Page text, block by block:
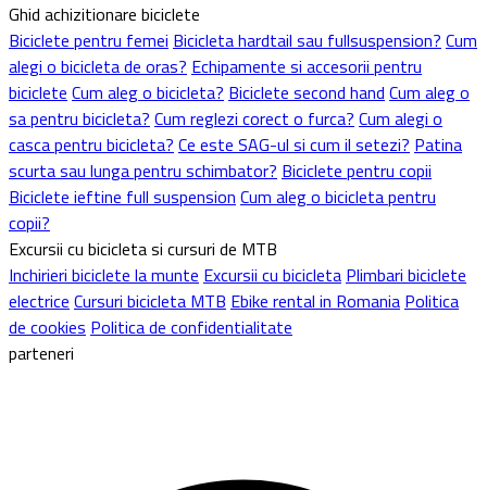
Ghid achizitionare biciclete
Biciclete pentru femei Bicicleta hardtail sau fullsuspension? Cum
alegi o bicicleta de oras? Echipamente si accesorii pentru
biciclete Cum aleg o bicicleta? Biciclete second hand Cum aleg o
sa pentru bicicleta? Cum reglezi corect o furca? Cum alegi o
casca pentru bicicleta? Ce este SAG-ul si cum il setezi? Patina
scurta sau lunga pentru schimbator? Biciclete pentru copii
Biciclete ieftine full suspension Cum aleg o bicicleta pentru
copii?
Excursii cu bicicleta si cursuri de MTB
Inchirieri biciclete la munte Excursii cu bicicleta Plimbari biciclete
electrice Cursuri bicicleta MTB Ebike rental in Romania Politica
de cookies Politica de confidentialitate
parteneri